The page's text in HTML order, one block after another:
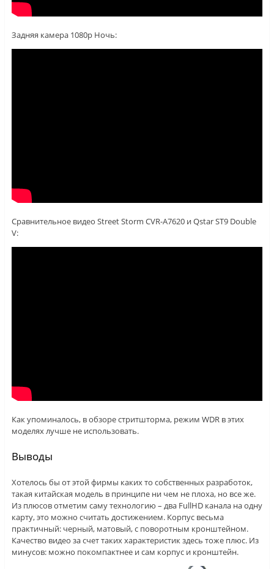
Задняя камера 1080p Ночь:
Сравнительное видео Street Storm CVR-A7620 и Qstar ST9 Double
V:
Как упоминалось, в обзоре стритшторма, режим WDR в этих
моделях лучше не использовать.
Выводы
Хотелось бы от этой фирмы каких то собственных разработок,
такая китайская модель в принципе ни чем не плоха, но все же.
Из плюсов отметим саму технологию – два FullHD канала на одну
карту, это можно считать достижением. Корпус весьма
практичный: черный, матовый, с поворотным кронштейном.
Качество видео за счет таких характеристик здесь тоже плюс. Из
минусов: можно покомпактнее и сам корпус и кронштейн.